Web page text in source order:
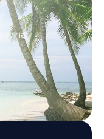
na